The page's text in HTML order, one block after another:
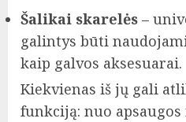
Šalikai skarelės –
galintys būti
kaip galvos aksesuarai.
Kiekvienas iš jų gali
funkciją: nuo